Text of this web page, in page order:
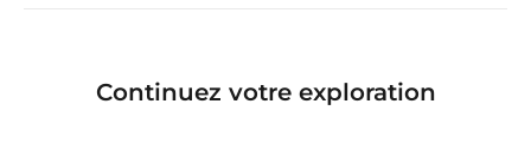
Continuez votre exploration